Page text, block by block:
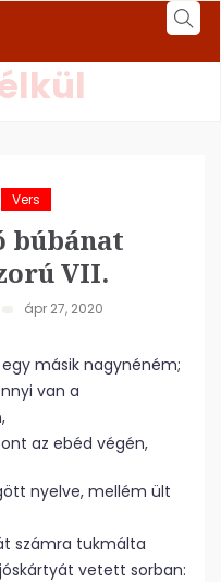
Vers
búbánat
VII.
ápr 27, 2020
másik nagynéném;
van a
az ebéd végén,
nyelve, mellém ült
számra tukmálta
vetett sorban: